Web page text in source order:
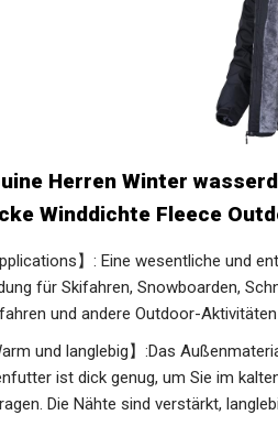
Herren Winter
Winddichte Fleece
】: Eine wesentliche und
für Skifahren, Snowboarden,
und andere Outdoor-
und langlebig】:Das
ist dick genug, um Sie im
Die Nähte sind verstärkt,